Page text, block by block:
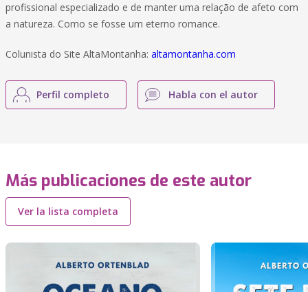
profissional especializado e de manter uma relação de afeto com
a natureza. Como se fosse um eterno romance.
Colunista do Site AltaMontanha: altamontanha.com
Perfil completo Habla con el autor
Más publicaciones de este autor
Ver la lista completa